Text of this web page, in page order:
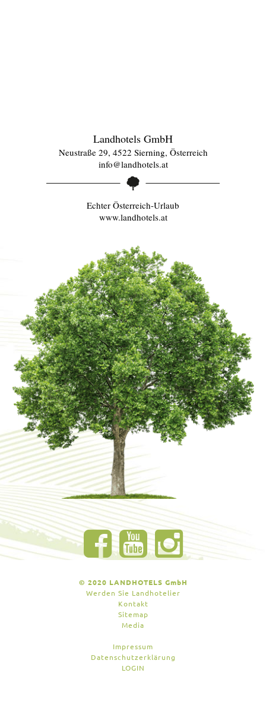
Landhotels GmbH
Neustraße 29, 4522 Sierning, Österreich
info@landhotels.at
Echter Österreich-Urlaub
www.landhotels.at
© 2020 LANDHOTELS GmbH
Werden Sie Landhotelier
Kontakt
Sitemap
Media
Impressum
Datenschutzerklärung
LOGIN